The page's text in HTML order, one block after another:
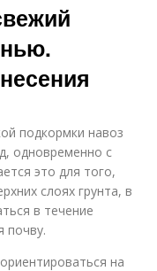
подкормки навоз
одновременно с
это для того,
слоях грунта, в
в течение
почву.
на